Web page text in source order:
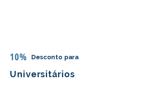
10% Desconto para
Universitários